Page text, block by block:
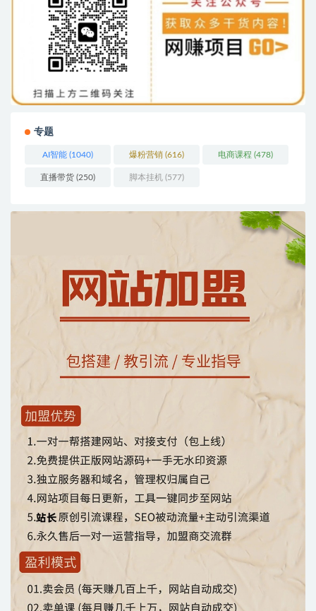
专题
AI智能 (1040) 爆粉营销 (616) 电商课程 (478)
直播带货 (250) 脚本挂机 (577)